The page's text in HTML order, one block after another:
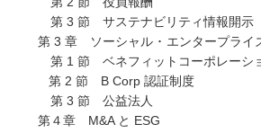
第 3 節 サステナビリティ情報開示
第 3 章 ソーシャル ･ エンタープライ
第 1 節 ベネフィットコーポレーシ
第 2 節 B Corp 認証制度
第 3 節 公益法人
第４章 M&A と ESG